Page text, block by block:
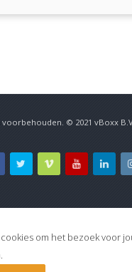
© 2021 vBoxx
om het bezoek voor